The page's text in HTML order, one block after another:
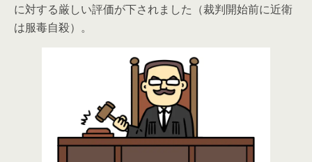
に対する厳しい評価が下されました（裁判開始前に近衛
は服毒自殺）。